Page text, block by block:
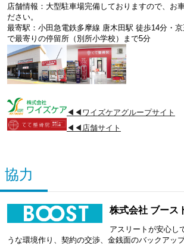
店舗情報：大型駐車場完備しておりますので、お
ださい。
最寄駅：小田急電鉄多摩線 唐木田駅 徒歩14分・
で最寄りの停留所（別所小学校）まで5分
◀◀ワイズケアグループサイト
◀◀店舗サイト
協力
株式会社 ブース
アスリートが安心し
うな環境作り、契約の交渉、金銭面のバックアッ